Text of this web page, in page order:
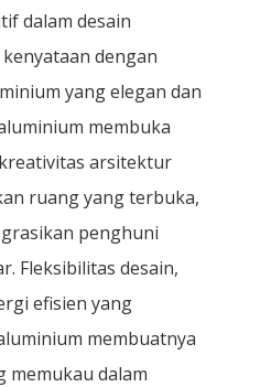
dalam desain
dengan
yang elegan dan
membuka
arsitektur
ruang yang terbuka,
penghuni
Fleksibilitas desain,
efisien yang
membuatnya
memukau dalam